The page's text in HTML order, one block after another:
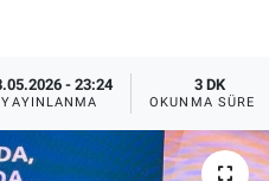
- 23:24
YAYINLANMA
3 DK
OKUNMA SÜRESI